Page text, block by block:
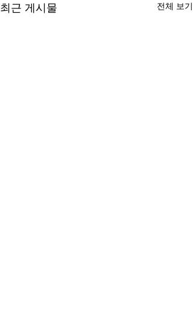
최근 게시물 전체 보기